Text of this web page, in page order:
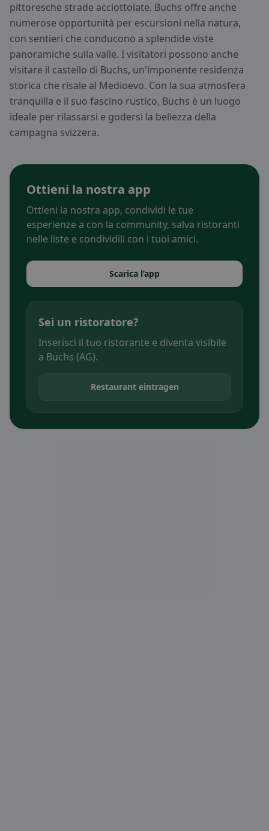
pittoresche strade acciottolate. Buchs offre anche
numerose opportunità per escursioni nella natura,
con sentieri che conducono a splendide viste
panoramiche sulla valle. I visitatori possono anche
visitare il castello di Buchs, un'imponente residenza
storica che risale al Medioevo. Con la sua atmosfera
tranquilla e il suo fascino rustico, Buchs è un luogo
ideale per rilassarsi e godersi la bellezza della
campagna svizzera.
Ottieni la nostra app
Ottieni la nostra app, condividi le tue
esperienze a con la community, salva ristoranti
nelle liste e condividili con i tuoi amici.
Scarica l’app
Sei un ristoratore?
Inserisci il tuo ristorante e diventa visibile
a Buchs (AG).
Restaurant eintragen